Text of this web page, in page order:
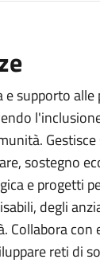
e supporto alle
sostegno
e progetti
degli
Collabora con
reti di